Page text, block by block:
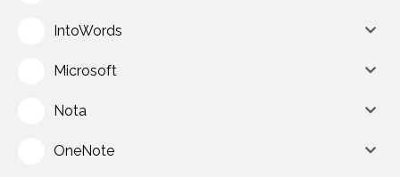
IntoWords
Microsoft
Nota
OneNote